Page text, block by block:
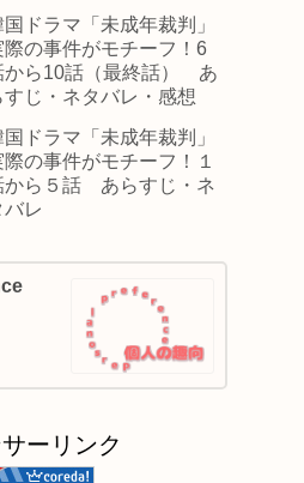
国ドラマ「未成年裁判」
際の事件がモチーフ！6
から10話（最終話） あ
すじ・ネタバレ・感想
国ドラマ「未成年裁判」
際の事件がモチーフ！１
から５話 あらすじ・ネ
バレ
ーリンク